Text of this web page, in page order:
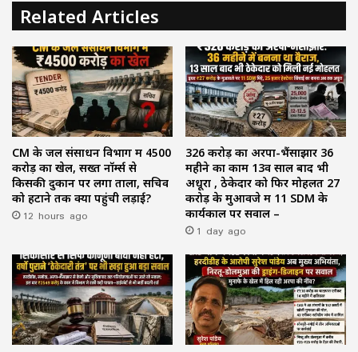
Related Articles
CM के जल संसाधन विभाग में ₹4500
करोड़ का खेल, सख्त नॉर्म्स से
किसकी दुकान पर लगा ताला, सचिव
को हटाने तक क्यों पहुंची लड़ाई?
12 hours ago
₹326 करोड़ का अरपा-भैंसाझार 36
महीने का काम 13वें साल बाद भी
अधूरा , ठेकेदार को फिर मोहलत ₹27
करोड़ के मुआवजे में 11 SDM के
कार्यकाल पर सवाल –
1 day ago